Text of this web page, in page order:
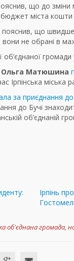
що до
бюджет міста
пояснив, що швидше
вони не обрані в
Ольга Матюшина
Ірпінська міська
за приєднання
до Бучі
об’єднаній
Ірпінь
об'єднана громада,